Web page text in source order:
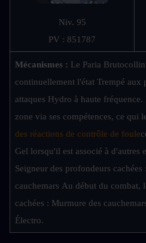
Niv. 95
PV : 851787
Mécanismes : Le Paria
continuellement l'état Trempé aux
attaques Hydro à haute
zone via ses compétences, ce qui
des réactions de contrôle de foule
Gel lorsqu'il est associé à d'autres
Seigneur des profondeurs cachées
cauchemars Au début du combat,
cachées : Murmure des
Électro.